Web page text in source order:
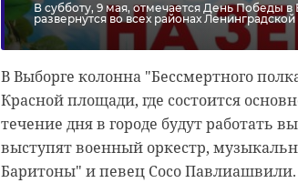
В субботу, 9 мая, отмечается День Победы
развернутся во всех районах Ленинградской
В Выборге колонна "Бессмертного
Красной площади, где состоится
течение дня в городе будут работать
выступят военный оркестр,
Баритоны" и певец Сосо Павлиашвили.